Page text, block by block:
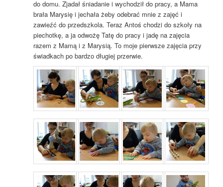
do domu. Zjadał śniadanie i wychodził do pracy, a Mama
brała Marysię i jechała żeby odebrać mnie z zajęć i
zawieźć do przedszkola. Teraz Antoś chodzi do szkoły na
piechotkę, a ja odwożę Tatę do pracy i jadę na zajęcia
razem z Mamą i z Marysią. To moje pierwsze zajęcia przy
świadkach po bardzo długiej przerwie.